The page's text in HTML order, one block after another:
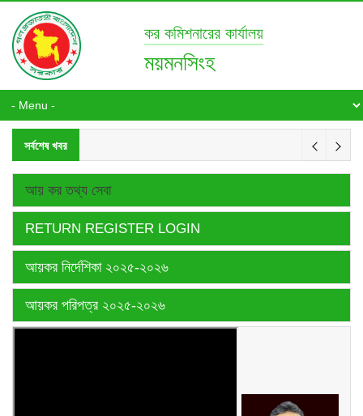
কর কমিশনারের কার্যালয়
ময়মনসিংহ
সর্বশেষ খবর
আয় কর তথ্য সেবা
RETURN REGISTER LOGIN
আয়কর নির্দেশিকা ২০২৫-২০২৬
আয়কর পরিপত্র ২০২৫-২০২৬